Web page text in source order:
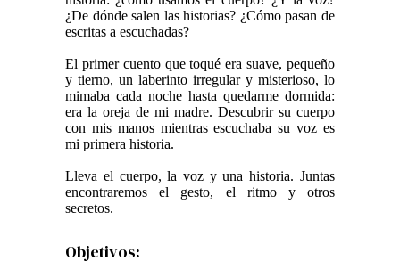
¿De dónde salen las historias? ¿Cómo pasan de
escritas a escuchadas?
El primer cuento que toqué era suave, pequeño
y tierno, un laberinto irregular y misterioso, lo
mimaba cada noche hasta quedarme dormida:
era la oreja de mi madre. Descubrir su cuerpo
con mis manos mientras escuchaba su voz es
mi primera historia.
Lleva el cuerpo, la voz y una historia. Juntas
encontraremos el gesto, el ritmo y otros
secretos.
Objetivos: